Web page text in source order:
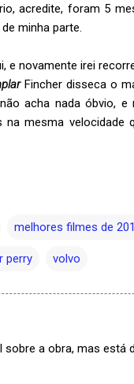
acredite, foram 5
minha parte.
e novamente irei
Fincher disseca o
acha nada óbvio, e
mesma velocidade
melhores filmes de
perry volvo
a obra, mas está